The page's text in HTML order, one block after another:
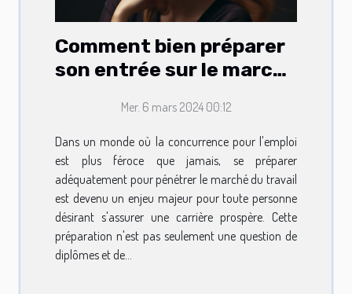
Comment bien préparer
son entrée sur le marché
Mer. 6 mars 2024 00:12
Dans un monde où la concurrence pour l'emploi
est plus féroce que jamais, se préparer
adéquatement pour pénétrer le marché du travail
est devenu un enjeu majeur pour toute personne
désirant s'assurer une carrière prospère. Cette
préparation n'est pas seulement une question de
diplômes et de...